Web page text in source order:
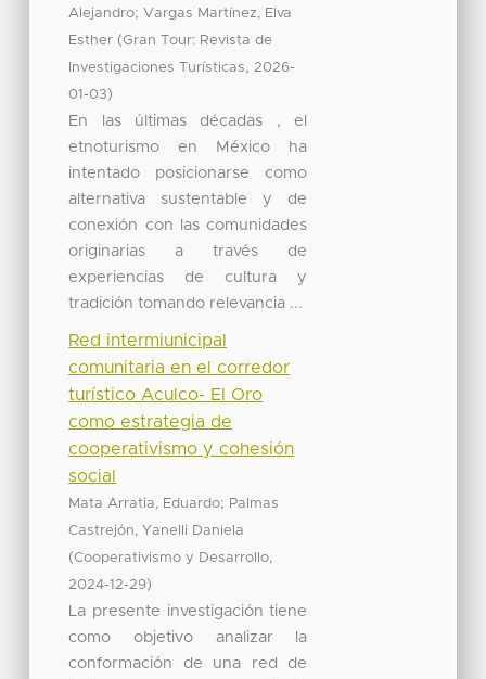
Alejandro;Vargas Martínez, Elva
Esther (Gran Tour: Revista de
Investigaciones Turísticas, 2026-
01-03)
En las últimas décadas , el
etnoturismo en México ha
intentado posicionarse como
alternativa sustentable y de
conexión con las comunidades
originarias a través de
experiencias de cultura y
tradición tomando relevancia ...
Red intermiunicipal
comunitaria en el corredor
turístico Aculco- El Oro
como estrategia de
cooperativismo y cohesión
social
Mata Arratia, Eduardo; Palmas
Castrejón, Yanelli Daniela
(Cooperativismo y Desarrollo,
2024-12-29)
La presente investigación tiene
como objetivo analizar la
conformación de una red de